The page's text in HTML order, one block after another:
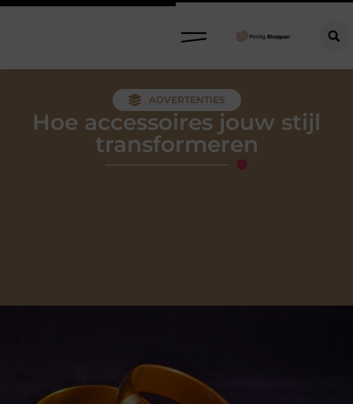
ADVERTENTIES
Hoe accessoires jouw stijl
transformeren